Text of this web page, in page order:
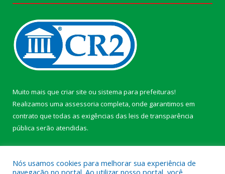
Muito mais que criar site ou sistema para prefeituras!
Realizamos uma assessoria completa, onde garantimos em
contrato que todas as exigências das leis de transparência
pública serão atendidas.
Nós usamos cookies para melhorar sua experiência de
navegação no portal. Ao utilizar nosso portal, você